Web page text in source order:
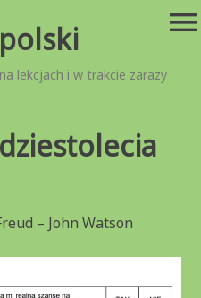
lekcjach i w trakcie zarazy
menu
– John Watson